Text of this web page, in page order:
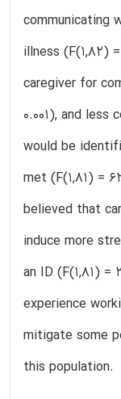
communicating
illness (F(1,82)
caregiver for
0.001), and
would be
met (F(1,81) =
believed that
induce more
an ID (F(1,81) =
experience
mitigate some
this population.